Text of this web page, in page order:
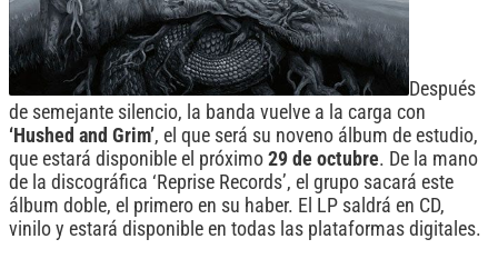
Después
de semejante silencio, la banda vuelve a la carga con
‘Hushed and Grim’, el que será su noveno álbum de estudio,
que estará disponible el próximo 29 de octubre. De la mano
de la discográfica ‘Reprise Records’, el grupo sacará este
álbum doble, el primero en su haber. El LP saldrá en CD,
vinilo y estará disponible en todas las plataformas digitales.